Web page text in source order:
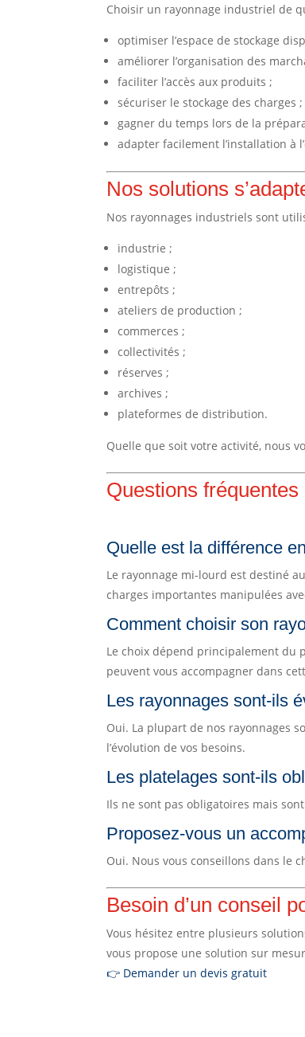
Choisir un rayonnage industriel de
optimiser l’espace de stockage
améliorer l’organisation des
faciliter l’accès aux produits ;
sécuriser le stockage des charges ;
gagner du temps lors de la
adapter facilement l’installation à
Nos solutions
Nos rayonnages industriels sont
industrie ;
logistique ;
entrepôts ;
ateliers de production ;
commerces ;
collectivités ;
réserves ;
archives ;
plateformes de distribution.
Quelle que soit votre activité, nous
Questions fréquentes
Quelle est la différence
Le rayonnage mi-lourd est destiné
charges importantes manipulées
Comment choisir son
Le choix dépend principalement du
peuvent vous accompagner dans
Les rayonnages sont-ils
Oui. La plupart de nos rayonnages
l’évolution de vos besoins.
Les platelages sont-ils
Ils ne sont pas obligatoires mais
Proposez-vous un
Oui. Nous vous conseillons dans le
Besoin d’un conseil
Vous hésitez entre plusieurs
vous propose une solution sur
👉 Demander un devis gratuit